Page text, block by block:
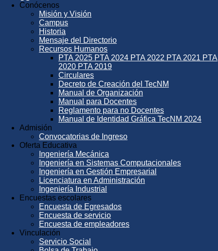
Conócenos
Misión y Visión
Campus
Historia
Mensaje del Directorio
Recursos Humanos
PTA 2025 PTA 2024 PTA 2022 PTA 2021 PTA
2020 PTA 2019
Circulares
Decreto de Creación del TecNM
Manual de Organización
Manual para Docentes
Reglamento para no Docentes
Manual de Identidad Gráfica TecNM 2024
Admisión
Convocatorias de Ingreso
Oferta Educativa
Ingeniería Mecánica
Ingeniería en Sistemas Computacionales
Ingeniería en Gestión Empresarial
Licenciatura en Administración
Ingeniería Industrial
Encuestas escolares
Encuesta de Egresados
Encuesta de servicio
Encuesta de empleadores
Vinculación
Servicio Social